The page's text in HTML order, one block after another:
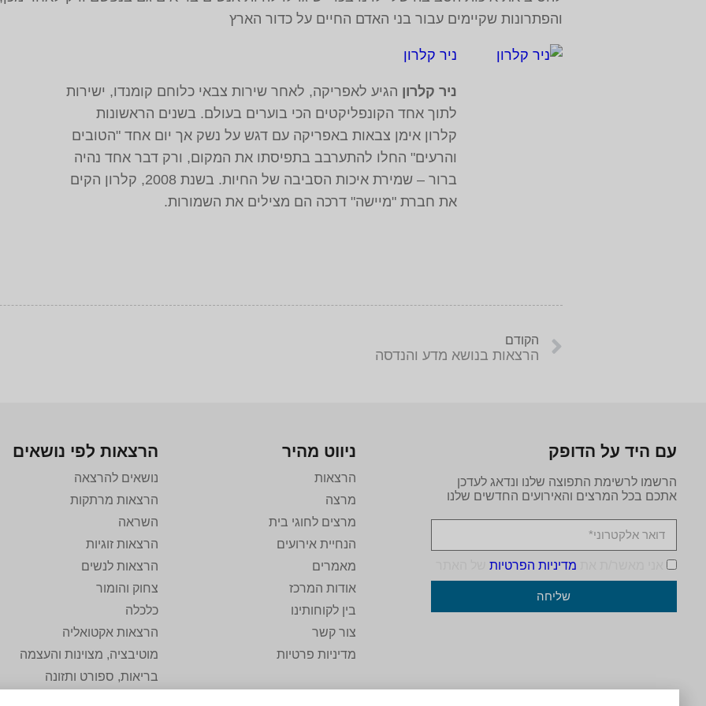
והפתרונות שקיימים עבור בני האדם החיים על כדור הארץ
ניר קלרון
ניר קלרון הגיע לאפריקה, לאחר שירות צבאי כלוחם קומנדו, ישירות
לתוך אחד הקונפליקטים הכי בוערים בעולם. בשנים הראשונות
קלרון אימן צבאות באפריקה עם דגש על נשק אך יום אחד "הטובים
והרעים" החלו להתערבב בתפיסתו את המקום, ורק דבר אחד נהיה
ברור – שמירת איכות הסביבה של החיות. בשנת 2008, קלרון הקים
את חברת "מיישה" דרכה הם מצילים את השמורות.
הקודם
הרצאות בנושא מדע והנדסה
עם היד על הדופק
הרשמו לרשימת התפוצה שלנו ונדאג לעדכן
אתכם בכל המרצים והאירועים החדשים שלנו
מדיניות הפרטיותשל האתר
שליחה
ניווט מהיר
הרצאות
מרצה
מרצים לחוגי בית
הנחיית אירועים
מאמרים
אודות המרכז
בין לקוחותינו
צור קשר
מדיניות פרטיות
הרצאות לפי נושאים
נושאים להרצאה
הרצאות מרתקות
השראה
הרצאות זוגיות
הרצאות לנשים
צחוק והומור
כלכלה
הרצאות אקטואליה
מוטיבציה, מצוינות והעצמה
בריאות, ספורט ותזונה